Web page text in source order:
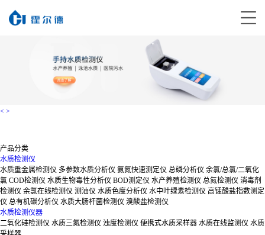
< >
产品分类
水质检测仪
水质重金属检测仪 多参数水质分析仪 氨氮快速测定仪 总磷分析仪 余氯/总氯/二氧化
氯 COD检测仪 水质生物毒性分析仪 BOD测定仪 水产养殖检测仪 总氮检测仪 消毒剂
检测仪 余氯在线检测仪 测油仪 水质色度分析仪 水中叶绿素检测仪 高锰酸盐指数测定
仪 总有机碳分析仪 水质大肠杆菌检测仪 溴酸盐检测仪
水质检测仪器
二氧化硅检测仪 水质三氮检测仪 浊度检测仪 便携式水质采样器 水质在线监测仪 水质